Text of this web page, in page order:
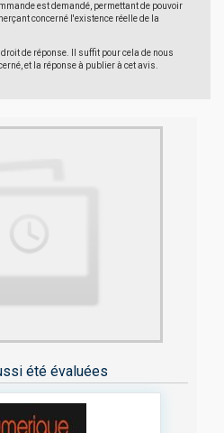
est demandé, permettant de pouvoir
concerné l'existence réelle de la
de réponse. Il suffit pour cela de nous
et la réponse à publier à cet avis.
été évaluées